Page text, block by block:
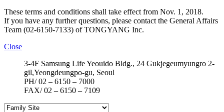
These terms and conditions shall take effect from Nov. 1, 2018.
If you have any further questions, please contact the General Affairs
Team (02-6150-7133) of TONGYANG Inc.
Close
3-4F Samsung Life Yeouido Bldg., 24 Gukjegeumyungro 2-
gil,Yeongdeungpo-gu, Seoul
PH/ 02 – 6150 – 7000
FAX/ 02 – 6150 – 7109